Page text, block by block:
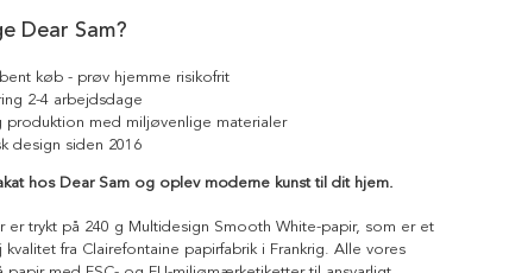
Dear Sam?
køb - prøv hjemme risikofrit
2-4 arbejdsdage
produktion med miljøvenlige materialer
design siden 2016
hos Dear Sam og oplev moderne kunst til dit hjem.
er trykt på 240 g Multidesign Smooth White-papir, som er et
fra Clairefontaine papirfabrik i Frankrig. Alle vores